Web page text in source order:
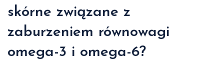
skórne związane z
zaburzeniem równowagi
omega-3 i omega-6?